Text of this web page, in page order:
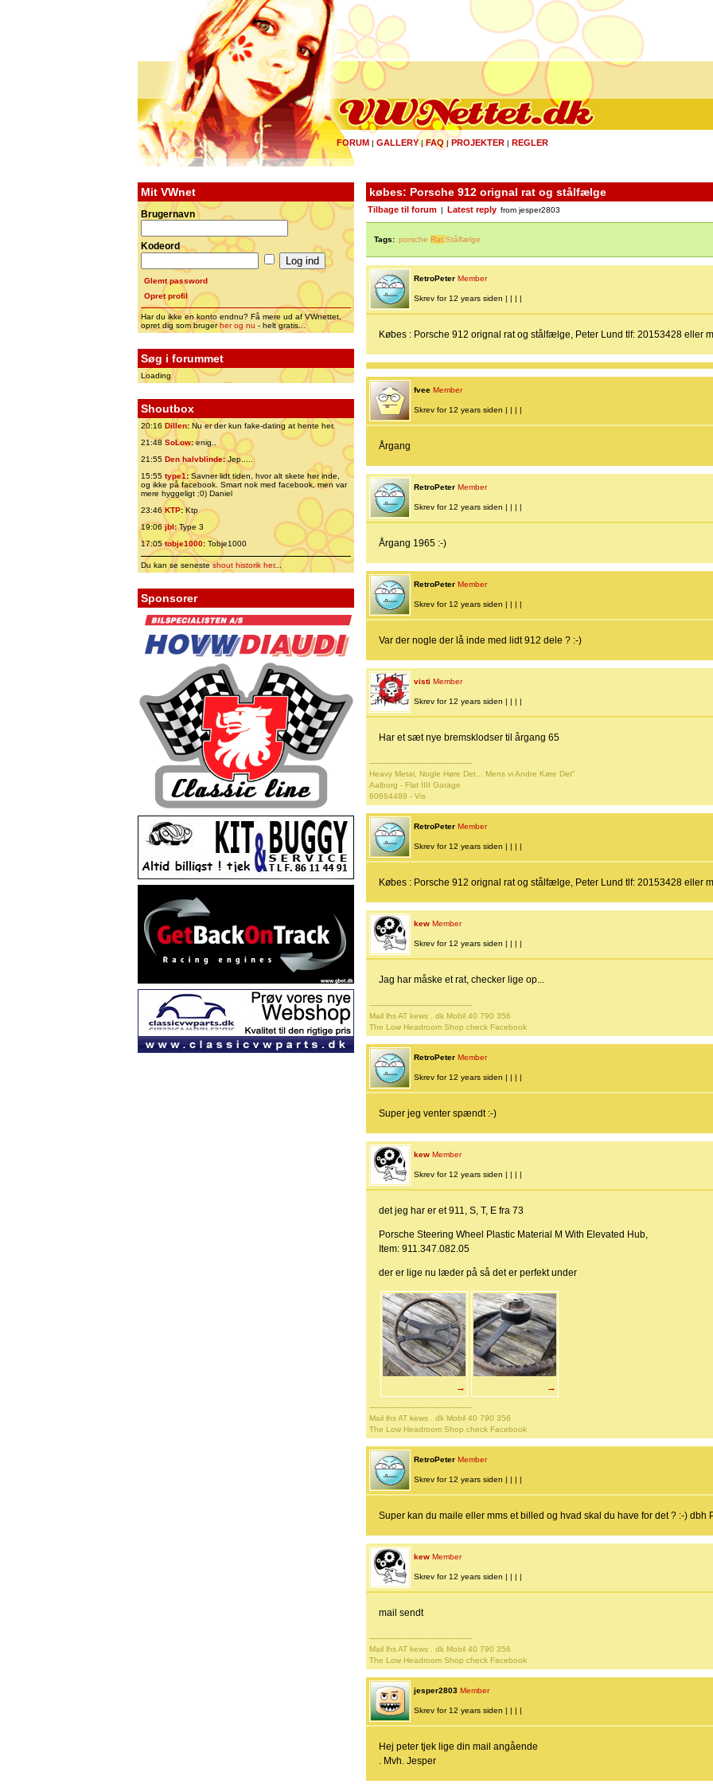
FORUM | GALLERY|FAQ | PROJEKTER | REGLER
Mit VWnet
Brugernavn
Kodeord
Glemt password
Opret profil
Har du ikke en konto endnu? Få mere ud af VWnettet,
opret dig som brugerher og nu - helt gratis...
Søg i forummet
Loading
Shoutbox
20:16 Dillen: Nu er der kun fake-dating at hente her.
21:48 SoLow:enig..
21:55 Den halvblinde:Jep.....
15:55 type1:Savner lidt tiden, hvor alt skete her inde,
og ikke på facebook. Smart nok med facebook, men var
mere hyggeligt ;0) Daniel
23:46 KTP:Ktp
19:06jbl:Type 3
17:05tobje1000: Tobje1000
Du kan se senesteshout historik her...
Sponsorer
købes: Porsche 912 orignal rat og stålfælge
Tilbage til forum Latest reply from jesper2803
Tags: porsche Rat Stålfælge
RetroPeter Member
Skrev for 12 years siden | | | |
Købes : Porsche 912 orignal rat og stålfælge, Peter Lund tlf: 20153428 eller
fvee Member
Skrev for 12 years siden | | | |
Årgang
RetroPeter Member
Skrev for 12 years siden | | | |
Årgang 1965 :-)
RetroPeter Member
Skrev for 12 years siden | | | |
Var der nogle der lå inde med lidt 912 dele ? :-)
visti Member
Skrev for 12 years siden | | | |
Har et sæt nye bremsklodser til årgang 65
-------------------------------------------
Heavy Metal, Nogle Høre Det... Mens vi Andre Køre Det"
Aalborg - Flat IIII Garage
60664489 - Vis
RetroPeter Member
Skrev for 12 years siden | | | |
Købes : Porsche 912 orignal rat og stålfælge, Peter Lund tlf: 20153428 eller
kew Member
Skrev for 12 years siden | | | |
Jag har måske et rat, checker lige op...
-------------------------------------------
Mail lhs AT kews . dk Mobil 40 790 356
The Low Headroom Shop check Facebook
RetroPeter Member
Skrev for 12 years siden | | | |
Super jeg venter spændt :-)
kew Member
Skrev for 12 years siden | | | |
det jeg har er et 911, S, T, E fra 73
Porsche Steering Wheel Plastic Material M With Elevated Hub,
Item: 911.347.082.05
der er lige nu læder på så det er perfekt under
→ →
-------------------------------------------
Mail lhs AT kews . dk Mobil 40 790 356
The Low Headroom Shop check Facebook
RetroPeter Member
Skrev for 12 years siden | | | |
Super kan du maile eller mms et billed og hvad skal du have for det ? :-) dbh
kew Member
Skrev for 12 years siden | | | |
mail sendt
-------------------------------------------
Mail lhs AT kews . dk Mobil 40 790 356
The Low Headroom Shop check Facebook
jesper2803 Member
Skrev for 12 years siden | | | |
Hej peter tjek lige din mail angående
. Mvh. Jesper